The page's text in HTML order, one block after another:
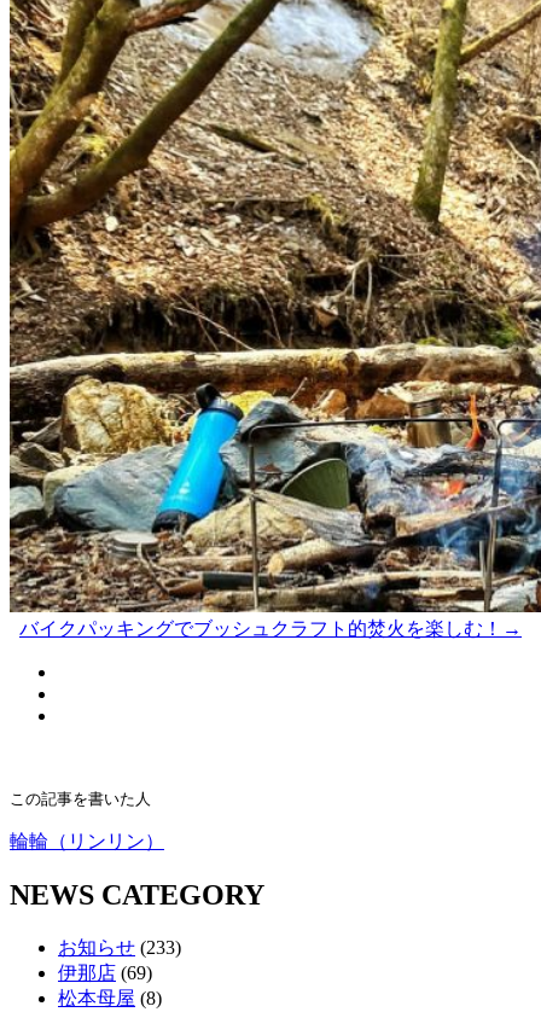
バイクパッキングでブッシュクラフト的焚火を楽しむ！→
この記事を書いた人
輪輪（リンリン）
NEWS CATEGORY
お知らせ (233)
伊那店 (69)
松本母屋 (8)